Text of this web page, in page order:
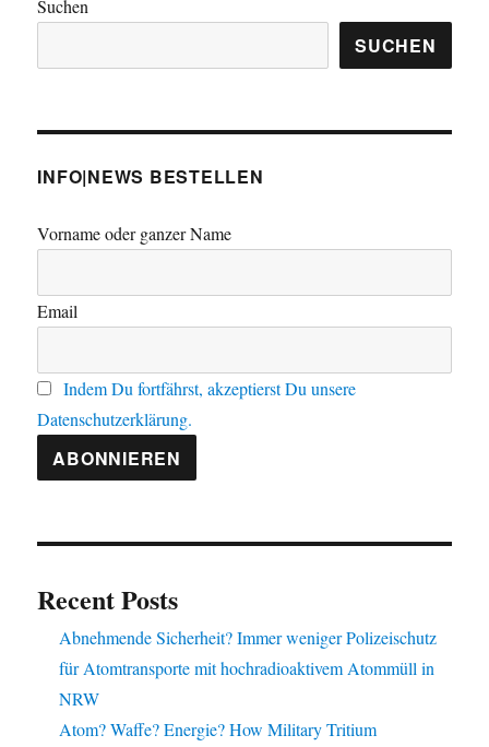
Suchen
SUCHEN
INFO|NEWS BESTELLEN
Vorname oder ganzer Name
Email
Indem Du fortfährst, akzeptierst Du unsere
Datenschutzerklärung.
Recent Posts
Abnehmende Sicherheit? Immer weniger Polizeischutz
für Atomtransporte mit hochradioaktivem Atommüll in
NRW
Atom? Waffe? Energie? How Military Tritium